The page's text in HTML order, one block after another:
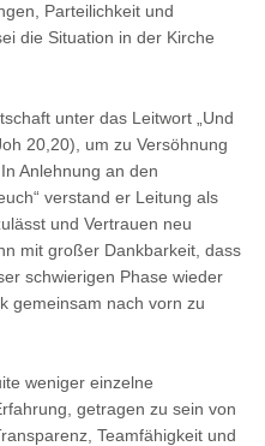
Parteilichkeit und
die Situation in der Kirche
unter das Leitwort „Und
20,20), um zu Versöhnung
Anlehnung an den
verstand er Leitung als
und Vertrauen neu
mit großer Dankbarkeit, dass
schwierigen Phase wieder
gemeinsam nach vorn zu
weniger einzelne
getragen zu sein von
Teamfähigkeit und